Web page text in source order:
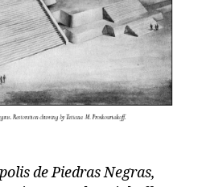
de Piedras Negras,